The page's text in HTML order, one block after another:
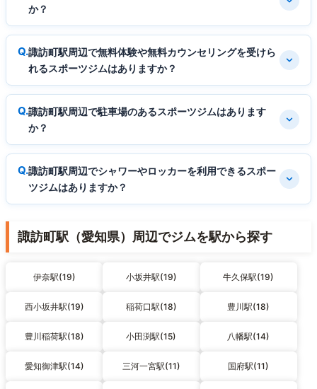
か？
諏訪町駅周辺で無料体験や無料カウンセリングを受けら
れるスポーツジムはありますか？
諏訪町駅周辺で駐車場のあるスポーツジムはあります
か？
諏訪町駅周辺でシャワーやロッカーを利用できるスポー
ツジムはありますか？
諏訪町駅（愛知県）周辺でジムを駅から探す
伊奈駅(19) 小坂井駅(19) 牛久保駅(19)
西小坂井駅(19) 稲荷口駅(18) 豊川駅(18)
豊川稲荷駅(18) 小田渕駅(15) 八幡駅(14)
愛知御津駅(14) 三河一宮駅(11) 国府駅(11)